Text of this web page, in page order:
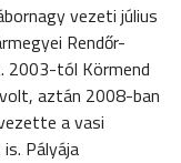
vezeti július
Rendőr-
2003-tól Körmend
aztán 2008-ban
a vasi
Pályája